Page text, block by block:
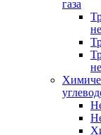
газа